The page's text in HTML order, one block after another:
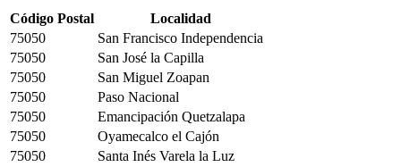
Código Postal
Localidad
75050
San Francisco Independencia
75050
San José la Capilla
75050
San Miguel Zoapan
75050
Paso Nacional
75050
Emancipación Quetzalapa
75050
Oyamecalco el Cajón
75050
Santa Inés Varela la Luz